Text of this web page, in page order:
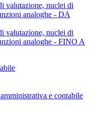
valutazione, nuclei di
analoghe - DA
valutazione, nuclei di
analoghe - FINO A
e contabile